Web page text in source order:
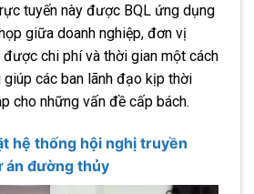
tuyến này được BQL ứng dụng
giữa doanh nghiệp, đơn vị
chi phí và thời gian một cách
các ban lãnh đạo kịp thời
cho những vấn đề cấp bách.
hệ thống hội nghị truyền
án đường thủy